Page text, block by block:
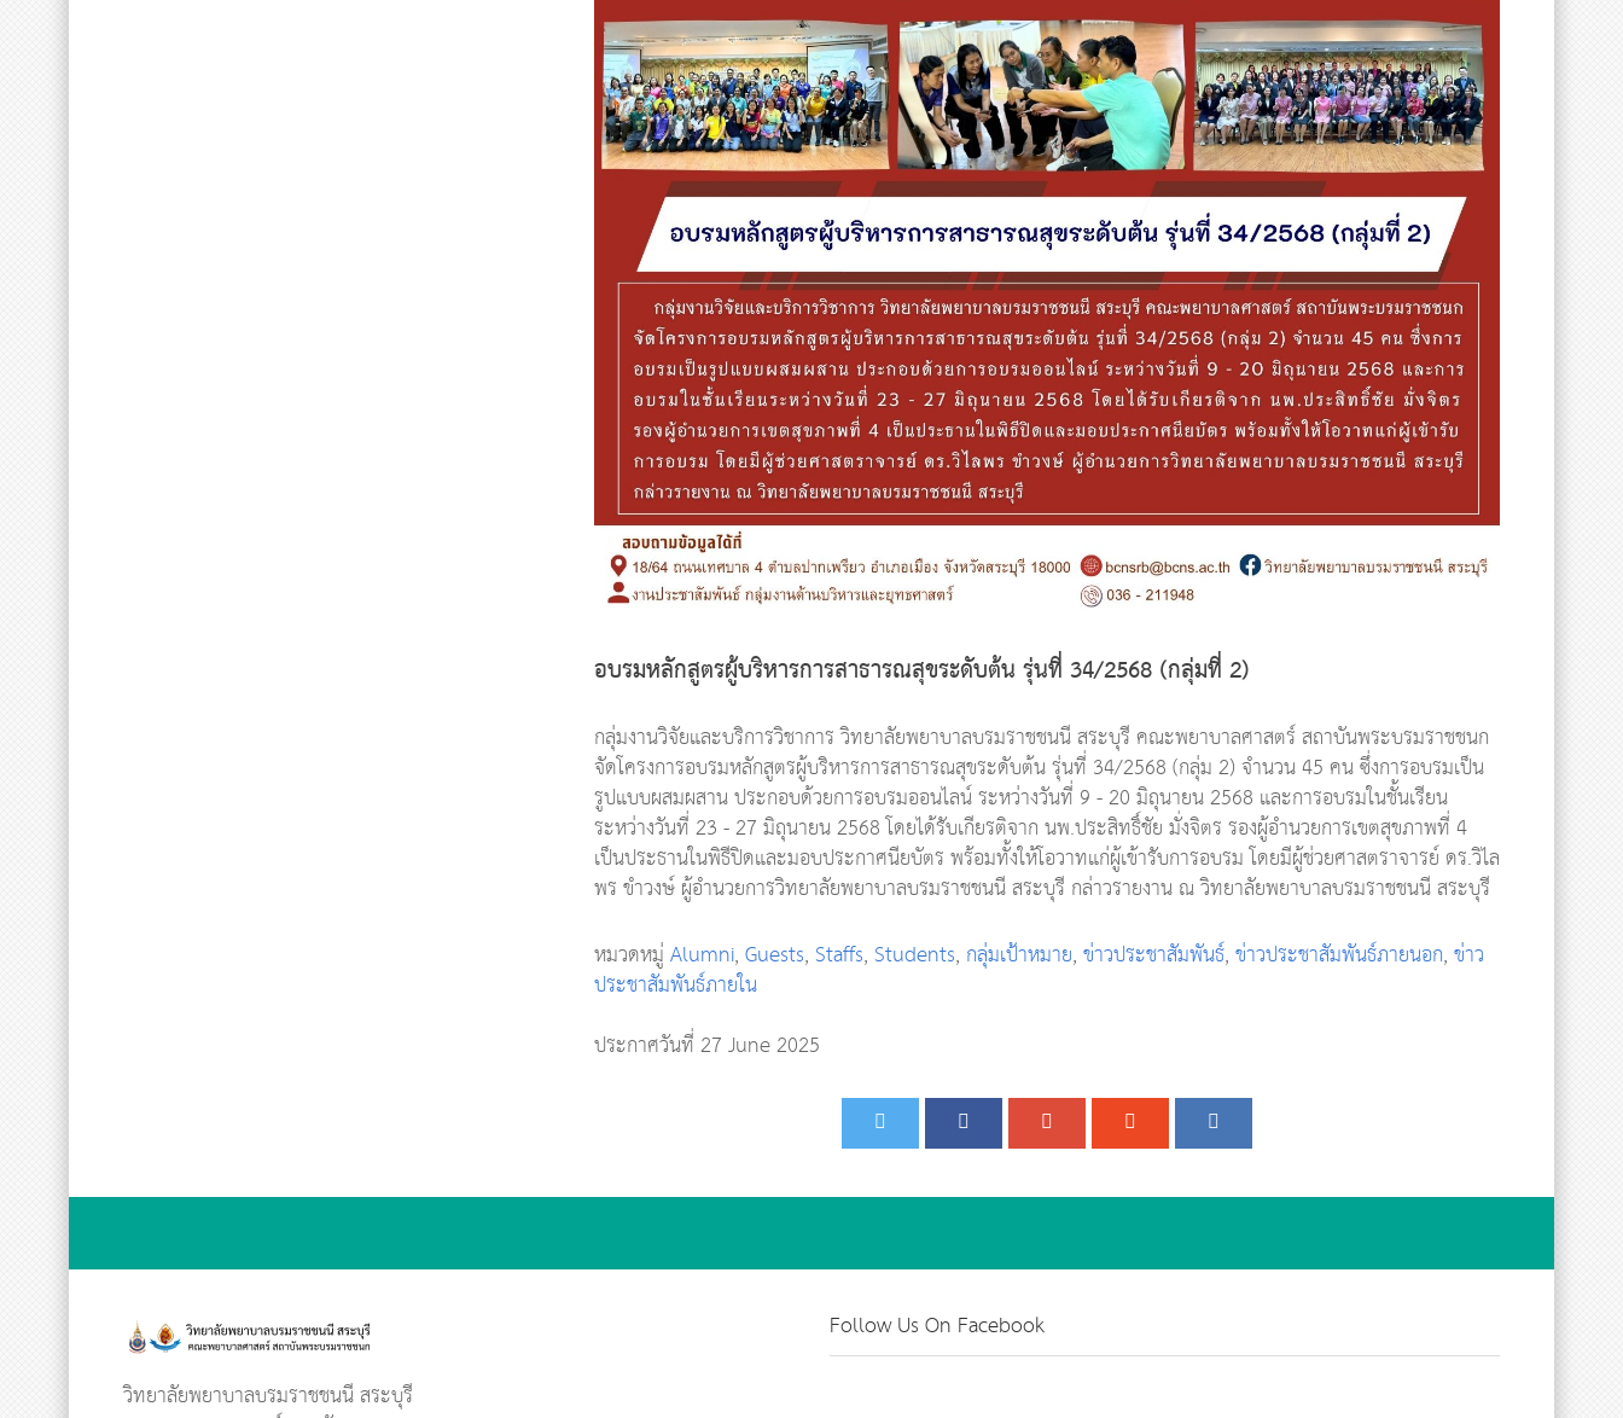
อบรมหลักสูตรผู้บริหารการสาธารณสุขระดับต้น รุ่นที่ 34/2568 (กลุ่มที่ 2)
กลุ่มงานวิจัยและบริการวิชาการ วิทยาลัยพยาบาลบรมราชชนนี สระบุรี คณะพยาบาลศาสตร์ สถาบันพระบรมราชชนก
จัดโครงการอบรมหลักสูตรผู้บริหารการสาธารณสุขระดับต้น รุ่นที่ 34/2568 (กลุ่ม 2) จำนวน 45 คน ซึ่งการอบรมเป็น
รูปแบบผสมผสาน ประกอบด้วยการอบรมออนไลน์ ระหว่างวันที่ 9 - 20 มิถุนายน 2568 และการอบรมในชั้นเรียน
ระหว่างวันที่ 23 - 27 มิถุนายน 2568 โดยได้รับเกียรติจาก นพ.ประสิทธิ์ชัย มั่งจิตร รองผู้อำนวยการเขตสุขภาพที่ 4
เป็นประธานในพิธีปิดและมอบประกาศนียบัตร พร้อมทั้งให้โอวาทแก่ผู้เข้ารับการอบรม โดยมีผู้ช่วยศาสตราจารย์ ดร.วิไล
พร ขำวงษ์ ผู้อำนวยการวิทยาลัยพยาบาลบรมราชชนนี สระบุรี กล่าวรายงาน ณ วิทยาลัยพยาบาลบรมราชชนนี สระบุรี
หมวดหมู่Alumni,Guests,Staffs,Students, กลุ่มเป้าหมาย,ข่าวประชาสัมพันธ์,ข่าวประชาสัมพันธ์ภายนอก,ข่าว
ประชาสัมพันธ์ภายใน
ประกาศวันที่ 27 June 2025
วิทยาลัยพยาบาลบรมราชชนนี สระบุรี
Follow Us On Facebook